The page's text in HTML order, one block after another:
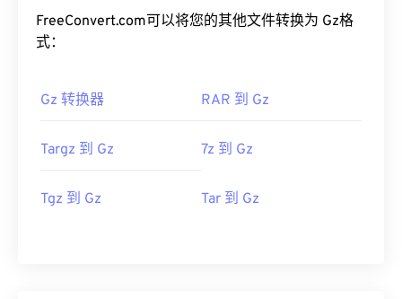
FreeConvert.com可以将您的其他文件转换为 Gz格
式：
Gz 转换器 RAR 到 Gz
Targz 到 Gz 7z 到 Gz
Tgz 到 Gz Tar 到 Gz